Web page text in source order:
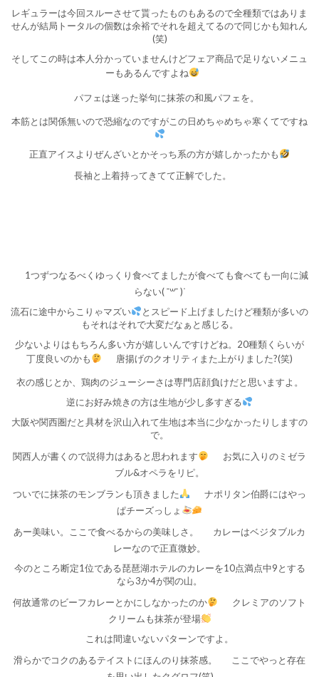
レギュラーは今回スルーさせて貰ったものもあるので全種類ではありま
せんが結局トータルの個数は余裕でそれを超えてるので同じかも知れん
(笑)
そしてこの時は本人分かっていませんけどフェア商品で足りないメニュ
ーもあるんですよね
パフェは迷った挙句に抹茶の和風パフェを。
本筋とは関係無いので恐縮なのですがこの日めちゃめちゃ寒くてですね
正直アイスよりぜんざいとかそっち系の方が嬉しかったかも
長袖と上着持ってきてて正解でした。
1つずつなるべくゆっくり食べてましたが食べても食べても一向に減
らない( ¯꒳​¯ )ᐝ
流石に途中からこりゃマズい
とスピード上げましたけど種類が多いの
もそれはそれで大変だなぁと感じる。
少ないよりはもちろん多い方が嬉しいんですけどね。20種類くらいが
丁度良いのかも
唐揚げのクオリティまた上がりました?(笑)
衣の感じとか、鶏肉のジューシーさは専門店顔負けだと思いますよ。
逆にお好み焼きの方は生地が少し多すぎる
大阪や関西圏だと具材を沢山入れて生地は本当に少なかったりしますの
で。
関西人が書くので説得力はあると思われます
お気に入りのミゼラ
ブル&オペラをリピ。
ついでに抹茶のモンブランも頂きました
ナポリタン伯爵にはやっ
ぱチーズっしょ
あー美味い。ここで食べるからの美味しさ。
カレーはベジタブルカ
レーなので正直微妙。
今のところ断定1位である琵琶湖ホテルのカレーを10点満点中9とする
なら3か4が関の山。
何故通常のビーフカレーとかにしなかったのか
クレミアのソフト
クリームも抹茶が登場
これは間違いないパターンですよ。
滑らかでコクのあるテイストにほんのり抹茶感。
ここでやっと存在